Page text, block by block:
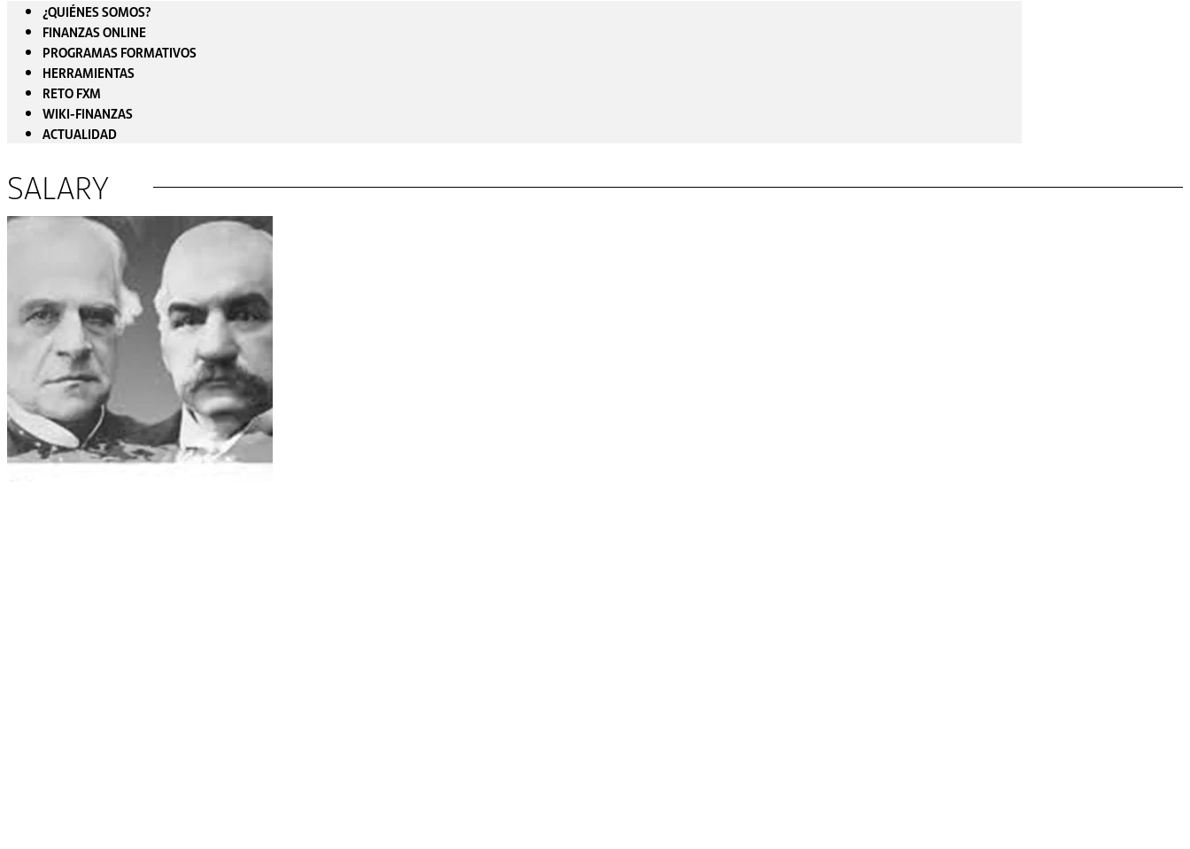
¿QUIÉNES SOMOS?
FINANZAS ONLINE
PROGRAMAS FORMATIVOS
HERRAMIENTAS
RETO FXM
WIKI-FINANZAS
ACTUALIDAD
SALARY